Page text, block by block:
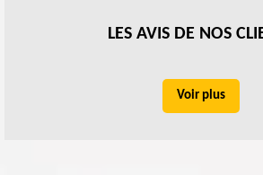
LES AVIS DE NOS
Voir plus